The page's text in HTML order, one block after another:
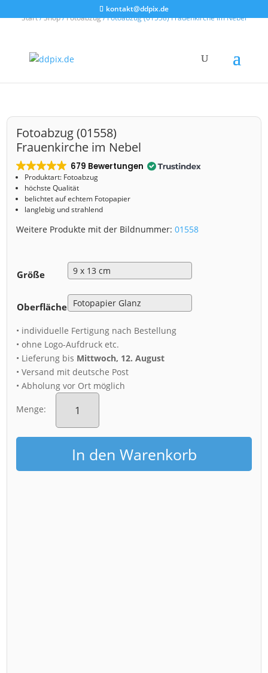
kontakt@ddpix.de
Start/Shop/Fotoabzug/ Fotoabzug (01558) Frauenkirche im Nebel
Fotoabzug (01558)
Frauenkirche im Nebel
679 Bewertungen
Produktart: Fotoabzug
höchste Qualität
belichtet auf echtem Fotopapier
langlebig und strahlend
Weitere Produkte mit der Bildnummer:01558
Größe
Oberfläche
• individuelle Fertigung nach Bestellung
• ohne Logo-Aufdruck etc.
• Lieferung bis Mittwoch, 12. August
• Versand mit deutsche Post
• Abholung vor Ort möglich
Menge:
Fotoabzug
(01558)
im
Nebel
MengeIn den Warenkorb